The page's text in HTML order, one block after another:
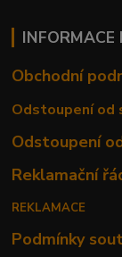
INFORMACE
Obchodní
Odstoupení od
Odstoupení
Reklamační
REKLAMACE
Podmínky